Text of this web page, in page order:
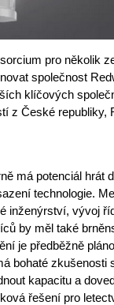
pro několik
společnost
klíčových
z České republiky,
má potenciál hrát
technologie.
inženýrství, vývoj
by měl také
je předběžně
bohaté zkušenosti
kapacitu a
řešení pro